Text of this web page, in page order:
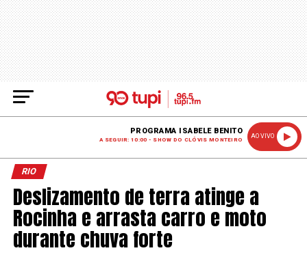
PROGRAMA ISABELE BENITO
A SEGUIR: 10:00 - SHOW DO CLÓVIS MONTEIRO
AO VIVO
RIO
Deslizamento de terra atinge a
Rocinha e arrasta carro e moto
durante chuva forte